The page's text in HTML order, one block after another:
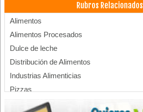
Rubros Relacionados
Alimentos
Alimentos Procesados
Dulce de leche
Distribución de Alimentos
Industrias Alimenticias
Pizzas